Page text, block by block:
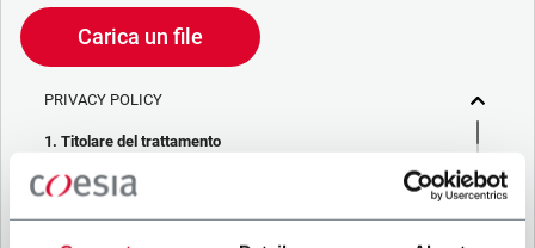
Carica un file
PRIVACY POLICY
1. Titolare del trattamento
La società che stai cercando di contattare (“Società”)
tramite questo form tratta i tuoi dati personali – in qualità di
titolare/contitolare del trattamento – per le finalità descritte